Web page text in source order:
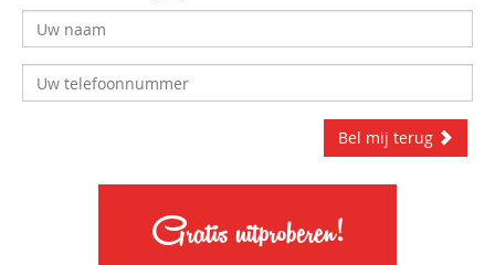
Bel mij terug
Gratis uitproberen!